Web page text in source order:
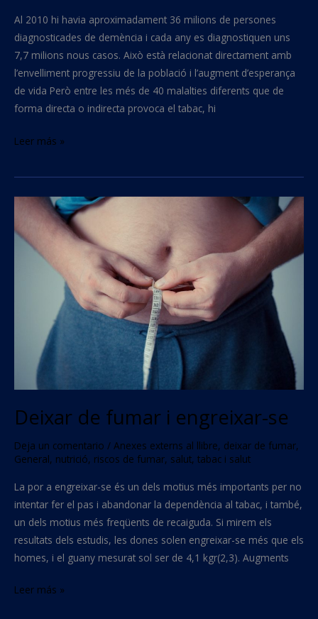
Al 2010 hi havia aproximadament 36 milions de persones
diagnosticades de demència i cada any es diagnostiquen uns
7,7 milions nous casos. Això està relacionat directament amb
l’envelliment progressiu de la població i l’augment d’esperança
de vida Però entre les més de 40 malalties diferents que de
forma directa o indirecta provoca el tabac, hi
Leer más »
Deixar de fumar i engreixar-se
Deja un comentario / Anexes externs al llibre, deixar de fumar,
General, nutrició, riscos de fumar, salut, tabac i salut
La por a engreixar-se és un dels motius més importants per no
intentar fer el pas i abandonar la dependència al tabac, i també,
un dels motius més freqüents de recaiguda. Si mirem els
resultats dels estudis, les dones solen engreixar-se més que els
homes, i el guany mesurat sol ser de 4,1 kgr(2,3). Augments
Deixar
fumar
engreixar-
Leer más »